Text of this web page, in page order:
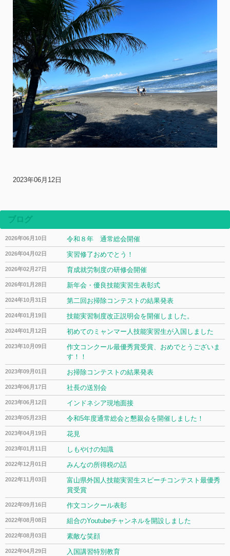
2023年06月12日
ブログ
2026年06月10日 令和８年 通常総会開催
2026年04月02日 実習修了おめでとう！
2026年02月27日 育成就労制度の研修会開催
2026年01月28日 新年会・優良技能実習生表彰式
2024年10月31日 第二回お掃除コンテストの結果発表
2024年01月19日 技能実習制度改正説明会を開催しました。
2024年01月12日 初めてのミャンマー人技能実習生が入国しました
2023年10月09日
作文コンクール最優秀賞受賞、おめでとうございま
す！！
2023年09月01日 お掃除コンテストの結果発表
2023年06月17日 社長の送別会
2023年06月12日 インドネシア現地面接
2023年05月23日 令和5年度通常総会と懇親会を開催しました！
2023年04月19日 花見
2023年01月11日 しもやけの知識
2022年12月01日 みんなの所得税の話
2022年11月03日
富山県外国人技能実習生スピーチコンテスト最優秀
賞受賞
2022年09月16日 作文コンクール表彰
2022年08月08日 組合のYoutubeチャンネルを開設しました
2022年08月03日 素敵な笑顔
2022年04月29日 入国講習特別教育